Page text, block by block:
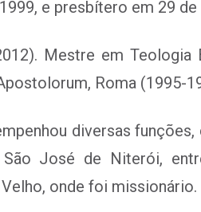
e presbítero em 29
Mestre em Teologia
Roma (1995-
diversas
José de Niterói,
onde foi missionário.